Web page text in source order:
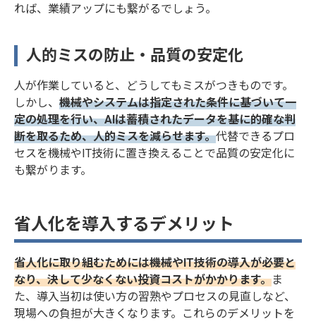
進するおす
ルをご紹介
していきま
す。生産性
を下げず
に、働き方
改革を実現
れば、業績アップにも繋がるでしょう。
人的ミスの防止・品質の安定化
人が作業していると、どうしてもミスがつきものです。
しかし、 機械やシステムは指定された条件に基づいて一
定の処理を行い、AIは蓄積されたデータを基に的確な判
断を取るため、人的ミスを減らせます。代替できるプロ
セスを機械やIT技術に置き換えることで品質の安定化に
も繋がります。
省人化を導入するデメリット
省人化に取り組むためには機械やIT技術の導入が必要と
なり、決して少なくない投資コストがかかります。ま
た、導入当初は使い方の習熟やプロセスの見直しなど、
現場への負担が大きくなります。これらのデメリットを